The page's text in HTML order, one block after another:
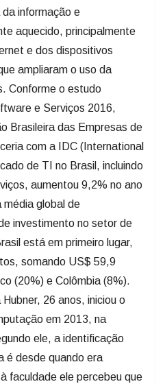
informação e
aquecido, principalmente
e dos dispositivos
ampliaram o uso da
Conforme o estudo
e Serviços 2016,
Brasileira das Empresas de
com a IDC (International
de TI no Brasil, incluindo
aumentou 9,2% no ano
global de
investimento no setor de
está em primeiro lugar,
somando US$ 59,9
(20%) e Colômbia (8%).
26 anos, iniciou o
em 2013, na
ele, a identificação
é desde quando era
faculdade ele percebeu que